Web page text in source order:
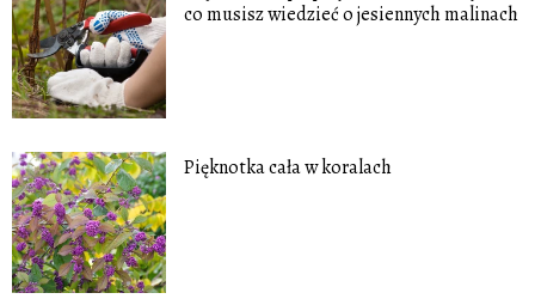
co musisz wiedzieć o jesiennych malinach
Pięknotka cała w koralach